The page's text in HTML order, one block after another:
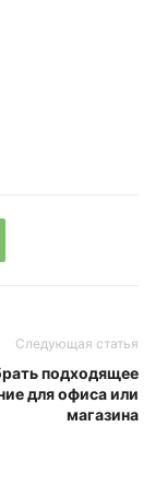
Следующая статья
подходящее
для офиса или
магазина